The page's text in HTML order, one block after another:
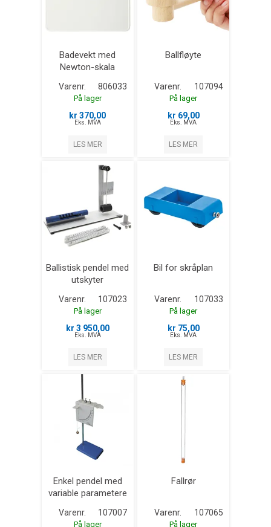
Badevekt med
Newton-skala
Varenr. 806033
På lager
kr 370,00
Eks. MVA
LES MER
Ballfløyte
Varenr. 107094
På lager
kr 69,00
Eks. MVA
LES MER
Ballistisk pendel med
utskyter
Varenr. 107023
På lager
kr 3 950,00
Eks. MVA
LES MER
Bil for skråplan
Varenr. 107033
På lager
kr 75,00
Eks. MVA
LES MER
Enkel pendel med
variable parametere
Varenr. 107007
På lager
Fallrør
Varenr. 107065
På lager